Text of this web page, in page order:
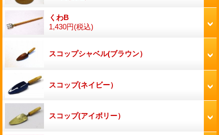
くわB
1,430円(税込)
スコップシャベル(ブラウン）
スコップ(ネイビー）
スコップ(アイボリー）